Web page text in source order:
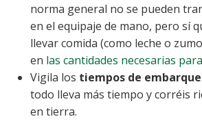
norma general no se pueden
en el equipaje de mano, pero sí
llevar comida (como leche o
en las cantidades necesarias
Vigila los tiempos de embarque
todo lleva más tiempo y corréis
en tierra.